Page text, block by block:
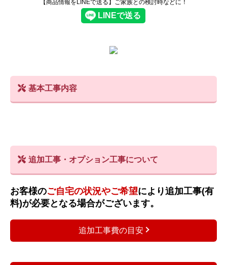
【商品情報をLINEで送る】ご家族との検討時などに！
基本工事内容
追加工事・オプション工事について
お客様のご自宅の状況やご希望により追加工事(有
料)が必要となる場合がございます。
追加工事費の目安